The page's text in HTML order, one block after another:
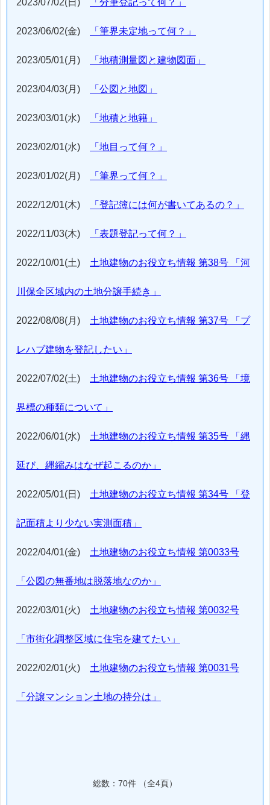
2023/07/02(日) 「分筆登記って何？」
2023/06/02(金) 「筆界未定地って何？」
2023/05/01(月) 「地積測量図と建物図面」
2023/04/03(月) 「公図と地図」
2023/03/01(水) 「地積と地籍」
2023/02/01(水) 「地目って何？」
2023/01/02(月) 「筆界って何？」
2022/12/01(木) 「登記簿には何が書いてあるの？」
2022/11/03(木) 「表題登記って何？」
2022/10/01(土) 土地建物のお役立ち情報 第38号 「河
川保全区域内の土地分譲手続き」
2022/08/08(月) 土地建物のお役立ち情報 第37号 「プ
レハブ建物を登記したい」
2022/07/02(土) 土地建物のお役立ち情報 第36号 「境
界標の種類について」
2022/06/01(水) 土地建物のお役立ち情報 第35号 「縄
延び、縄縮みはなぜ起こるのか」
2022/05/01(日) 土地建物のお役立ち情報 第34号 「登
記面積より少ない実測面積」
2022/04/01(金) 土地建物のお役立ち情報 第0033号
「公図の無番地は脱落地なのか」
2022/03/01(火) 土地建物のお役立ち情報 第0032号
「市街化調整区域に住宅を建てたい」
2022/02/01(火) 土地建物のお役立ち情報 第0031号
「分譲マンション土地の持分は」
総数：70件 （全4頁）